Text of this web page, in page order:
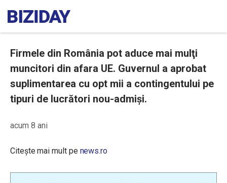
Firmele din România pot aduce mai mulţi
muncitori din afara UE. Guvernul a aprobat
suplimentarea cu opt mii a contingentului pe
tipuri de lucrători nou-admişi.
acum 8 ani
Citește mai mult pe news.ro